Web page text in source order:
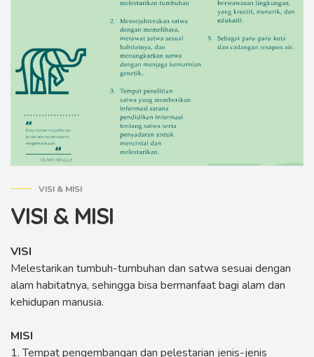
VISI & MISI
VISI & MISI
VISI
Melestarikan tumbuh-tumbuhan dan satwa sesuai dengan
alam habitatnya, sehingga bisa bermanfaat bagi alam dan
kehidupan manusia.
MISI
1. Tempat pengembangan dan pelestarian jenis-jenis